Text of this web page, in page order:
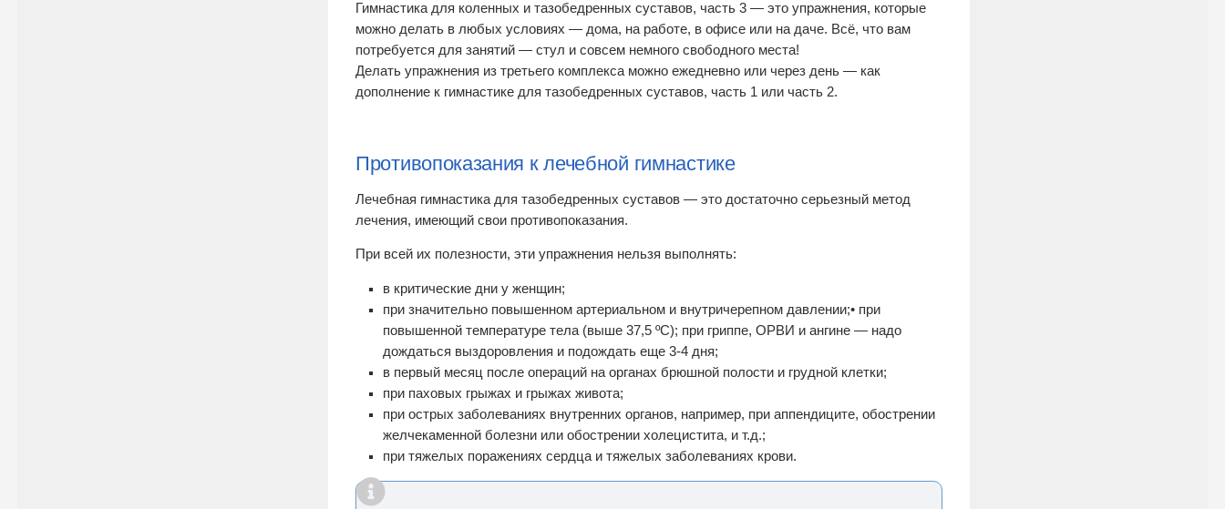
Гимнастика для коленных и тазобедренных суставов, часть 3 — это упражнения, которые
можно делать в любых условиях — дома, на работе, в офисе или на даче. Всё, что вам
потребуется для занятий — стул и совсем немного свободного места!
Делать упражнения из третьего комплекса можно ежедневно или через день — как
дополнение к гимнастике для тазобедренных суставов, часть 1 или часть 2.
Противопоказания к лечебной гимнастике
Лечебная гимнастика для тазобедренных суставов — это достаточно серьезный метод
лечения, имеющий свои противопоказания.
При всей их полезности, эти упражнения нельзя выполнять:
в критические дни у женщин;
при значительно повышенном артериальном и внутричерепном давлении;• при
повышенной температуре тела (выше 37,5 ºС); при гриппе, ОРВИ и ангине — надо
дождаться выздоровления и подождать еще 3-4 дня;
в первый месяц после операций на органах брюшной полости и грудной клетки;
при паховых грыжах и грыжах живота;
при острых заболеваниях внутренних органов, например, при аппендиците, обострении
желчекаменной болезни или обострении холецистита, и т.д.;
при тяжелых поражениях сердца и тяжелых заболеваниях крови.